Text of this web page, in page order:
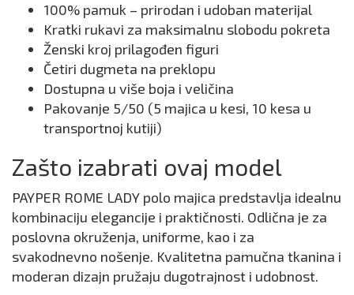
100% pamuk – prirodan i udoban materijal
Kratki rukavi za maksimalnu slobodu pokreta
Ženski kroj prilagođen figuri
Četiri dugmeta na preklopu
Dostupna u više boja i veličina
Pakovanje 5/50 (5 majica u kesi, 10 kesa u
transportnoj kutiji)
Zašto izabrati ovaj model
PAYPER ROME LADY polo majica predstavlja idealnu
kombinaciju elegancije i praktičnosti. Odlična je za
poslovna okruženja, uniforme, kao i za
svakodnevno nošenje. Kvalitetna pamučna tkanina i
moderan dizajn pružaju dugotrajnost i udobnost.